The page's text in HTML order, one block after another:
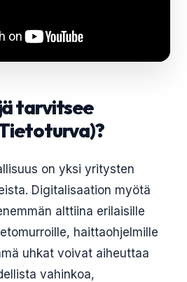
tarvitsee
on yksi yritysten
Digitalisaation myötä
alttiina erilaisille
haittaohjelmille
uhkat voivat aiheuttaa
vahinkoa,